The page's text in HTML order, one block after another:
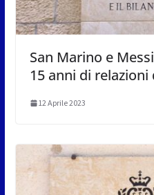
San Marino e
15 anni di
12 Aprile 2023